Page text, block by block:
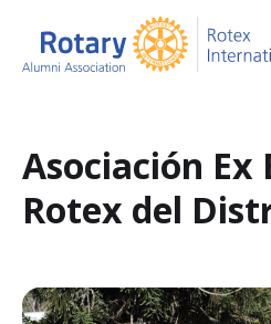
Asociación Ex
Rotex del